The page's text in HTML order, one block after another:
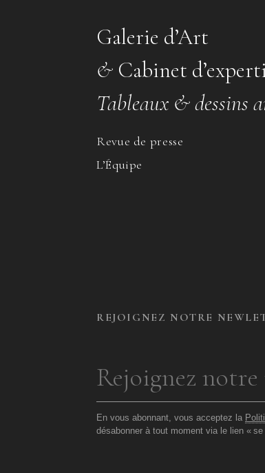
Galerie d’Art
& Cabinet
Tableaux & dessins
Revue de presse
L’Équipe
REJOIGNEZ NOTRE
En vous abonnant, vous acceptez la
désabonner à tout moment via le lien « se